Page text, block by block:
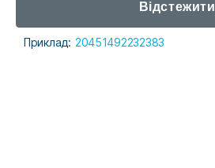
Відстежити
Приклад: 20451492232383